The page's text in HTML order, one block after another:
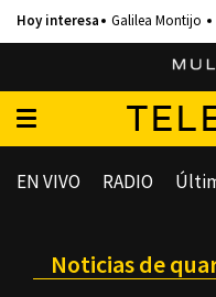
Galilea Montijo
EN VIVO RADIO
Noticias de